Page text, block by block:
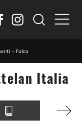
-Falco
Italia